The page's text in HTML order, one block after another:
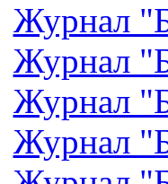
Журнал
Журнал
Журнал
Журнал